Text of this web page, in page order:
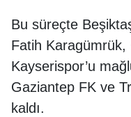
Bu süreçte
Fatih
Kayserispor’u
Gaziantep FK ve
kaldı.